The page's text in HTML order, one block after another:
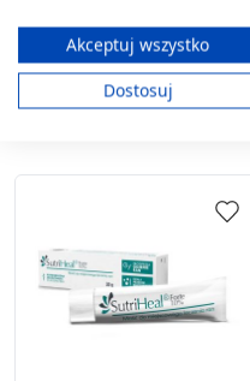
ograniczonych danych do wyboru
Dane mogą być udostępniane
Twoja zgoda i polityka cookie
Wyświetl listę partnerów
Przechowywanie
Wykorzystywanie
wyboru reklam
Akceptuj wszystko
Dostosuj